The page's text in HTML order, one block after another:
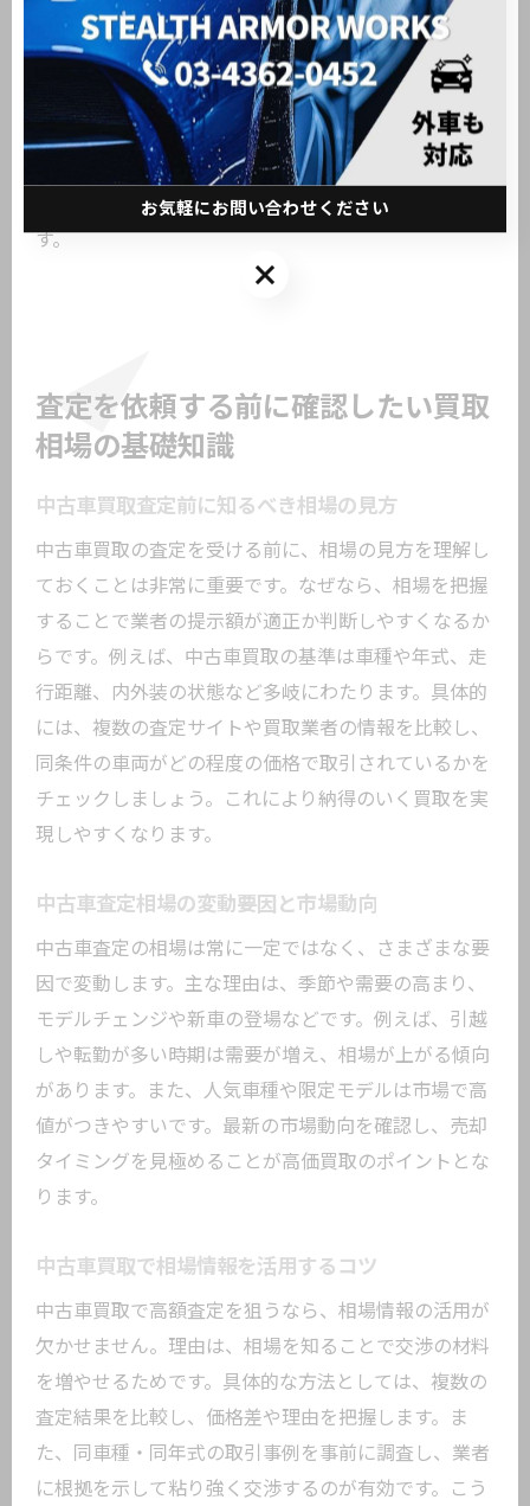
を活用し、具体的なデータを提示することで有利な条
件を引き出せます。交渉時の具体的方法として、・複
数業者の査定結果を比較 ・車両のアピールポイント
を再度強調 ・即決を迫られても冷静に判断 を実践
しましょう。こうした交渉術を身につけることで、大
鳥居駅周辺でも納得のいく中古車買取査定が実現しま
す。
査定を依頼する前に確認したい買取
相場の基礎知識
中古車買取査定前に知るべき相場の見方
中古車買取の査定を受ける前に、相場の見方を理解し
ておくことは非常に重要です。なぜなら、相場を把握
することで業者の提示額が適正か判断しやすくなるか
らです。例えば、中古車買取の基準は車種や年式、走
行距離、内外装の状態など多岐にわたります。具体的
には、複数の査定サイトや買取業者の情報を比較し、
同条件の車両がどの程度の価格で取引されているかを
チェックしましょう。これにより納得のいく買取を実
現しやすくなります。
中古車査定相場の変動要因と市場動向
中古車査定の相場は常に一定ではなく、さまざまな要
因で変動します。主な理由は、季節や需要の高まり、
モデルチェンジや新車の登場などです。例えば、引越
しや転勤が多い時期は需要が増え、相場が上がる傾向
があります。また、人気車種や限定モデルは市場で高
値がつきやすいです。最新の市場動向を確認し、売却
タイミングを見極めることが高価買取のポイントとな
ります。
中古車買取で相場情報を活用するコツ
中古車買取で高額査定を狙うなら、相場情報の活用が
欠かせません。理由は、相場を知ることで交渉の材料
を増やせるためです。具体的な方法としては、複数の
査定結果を比較し、価格差や理由を把握します。ま
た、同車種・同年式の取引事例を事前に調査し、業者
に根拠を示して粘り強く交渉するのが有効です。こう
お気軽にお問い合わせください
お気軽にお問い合わせください